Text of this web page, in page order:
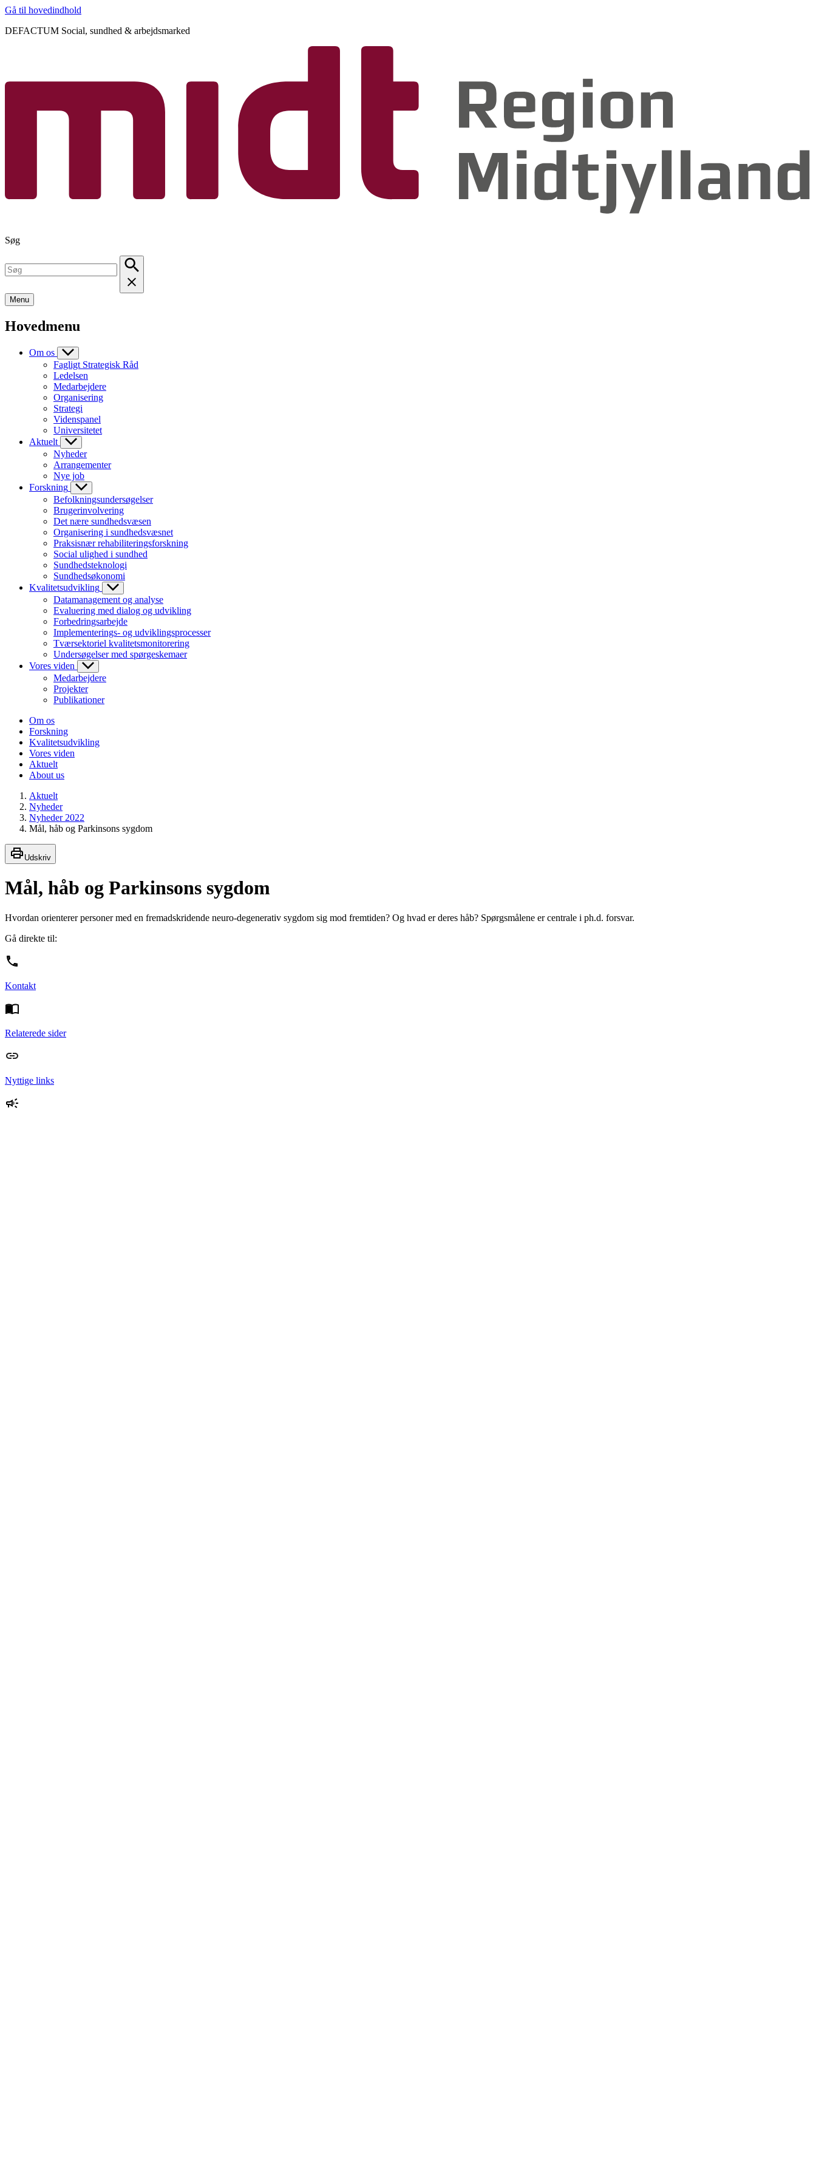
Gå til hovedindhold
DEFACTUM Social, sundhed & arbejdsmarked
Søg
Menu
Hovedmenu
Om os
Fagligt Strategisk Råd
Ledelsen
Medarbejdere
Organisering
Strategi
Videnspanel
Universitetet
Aktuelt
Nyheder
Arrangementer
Nye job
Forskning
Befolkningsundersøgelser
Brugerinvolvering
Det nære sundhedsvæsen
Organisering i sundhedsvæsnet
Praksisnær rehabiliteringsforskning
Social ulighed i sundhed
Sundhedsteknologi
Sundhedsøkonomi
Kvalitetsudvikling
Datamanagement og analyse
Evaluering med dialog og udvikling
Forbedringsarbejde
Implementerings- og udviklingsprocesser
Tværsektoriel kvalitetsmonitorering
Undersøgelser med spørgeskemaer
Vores viden
Medarbejdere
Projekter
Publikationer
Om os
Forskning
Kvalitetsudvikling
Vores viden
Aktuelt
About us
Aktuelt
Nyheder
Nyheder 2022
Mål, håb og Parkinsons sygdom
Udskriv
Mål, håb og Parkinsons sygdom
Hvordan orienterer personer med en fremadskridende neuro-degenerativ sygdom sig mod fremtiden? Og hvad er deres håb? Spørgsmålene er centrale i ph.d. forsvar.
Gå direkte til:
Kontakt
Relaterede sider
Nyttige links